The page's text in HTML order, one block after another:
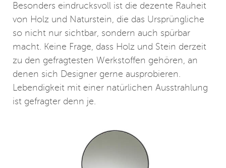
Besonders eindrucksvoll ist die dezente Rauheit
von Holz und Naturstein, die das Ursprüngliche
so nicht nur sichtbar, sondern auch spürbar
macht. Keine Frage, dass Holz und Stein derzeit
zu den gefragtesten Werkstoffen gehören, an
denen sich Designer gerne ausprobieren.
Lebendigkeit mit einer natürlichen Ausstrahlung
ist gefragter denn je.